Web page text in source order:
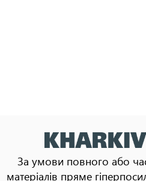
За умови повного або
матеріалів пряме